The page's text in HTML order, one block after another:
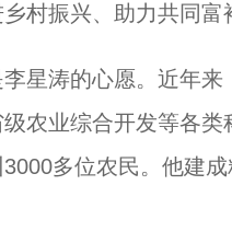
村振兴、助力共同富
涛的心愿。近年来
农业综合开发等各
多位农民。他建